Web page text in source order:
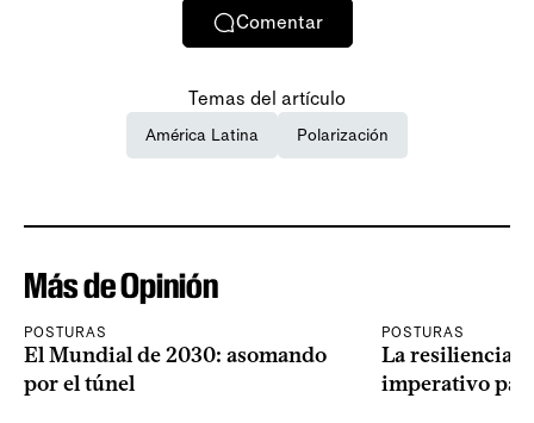
Comentar
Temas del artículo
América Latina Polarización
Más de Opinión
POSTURAS
El Mundial de 2030: asomando
por el túnel
POSTURAS
La resiliencia
imperativo